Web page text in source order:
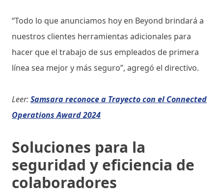
“Todo lo que anunciamos hoy en Beyond brindará a
nuestros clientes herramientas adicionales para
hacer que el trabajo de sus empleados de primera
línea sea mejor y más seguro”, agregó el directivo.
Leer:Samsara reconoce a Trayecto con el Connected
Operations Award 2024
Soluciones para la
seguridad y eficiencia de
colaboradores